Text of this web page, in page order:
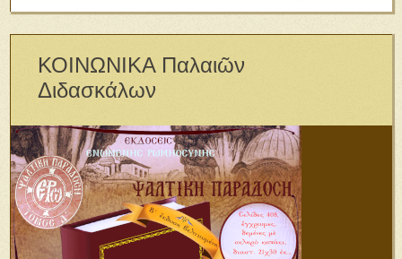
ΚΟΙΝΩΝΙΚΑ Παλαιῶν
Διδασκάλων